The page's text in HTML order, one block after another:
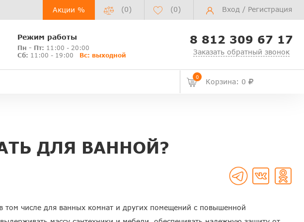
Акции % (0) (0) Вход / Регистрация
Режим работы
Пн - Пт: 11:00 - 20:00
Сб: 11:00 - 19:00 Вс: выходной
8 812 309 67 17
Заказать обратный звонок
0
Корзина: 0
ДЛЯ ВАННОЙ?
том числе для ванных комнат и других помещений с повышенной